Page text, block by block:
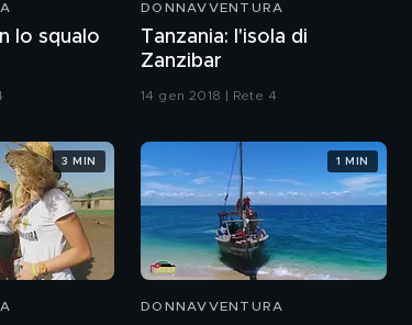
lo squalo
DONNAVVENTURA
Tanzania: l'isola di
Zanzibar
14 gen 2018 | Rete 4
3 MIN
DONNAVVENTURA
1 MIN